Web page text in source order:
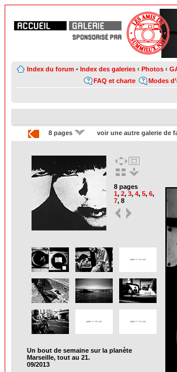
Index du forum • Index des galeries ‹ Photos ‹
Modes
FAQ et charte
8 pages voir une autre galerie de
8 pages
1, 2, 3, 4, 5, 6,
7, 8
Un bout de semaine sur la planète
Marseille, tout au 21.
09/2013